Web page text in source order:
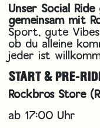
Unser Social
gemeinsam mit
Sport, gute
ob du alleine
jeder ist
START & PRE-
Rockbros Store
ab 17:00 Uhr